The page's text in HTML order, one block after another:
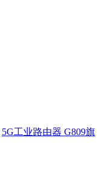
5G工业路由器 G809旗